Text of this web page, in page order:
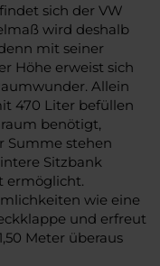
sich der VW
wird deshalb
mit seiner
Höhe erweist sich
Allein
470 Liter befüllen
benötigt,
Summe stehen
Sitzbank
ermöglicht.
wie eine
und erfreut
Meter überaus